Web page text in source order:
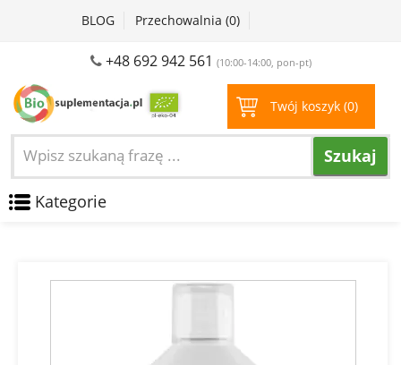
BLOG Przechowalnia (0)
+48 692 942 561 (10:00-14:00, pon-pt)
Twój koszyk (0)
Szukaj
Kategorie